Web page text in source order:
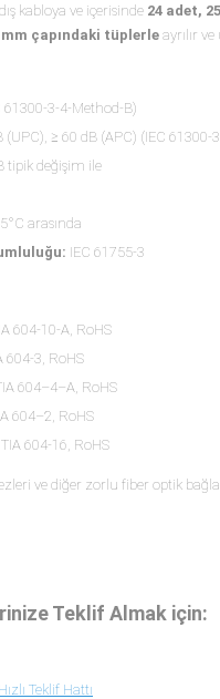
kabloya ve içerisinde 24 adet,
mm çapındaki tüplerle ayrılır
61300-3-4-Method-B)
(UPC), ≥ 60 dB (APC) (IEC 61300-
tipik değişim ile
arasında
IEC 61755-3
604-10-A, RoHS
604-3, RoHS
604–4–A, RoHS
604–2, RoHS
604-16, RoHS
ve diğer zorlu fiber optik
Teklif Almak için:
Teklif Hattı